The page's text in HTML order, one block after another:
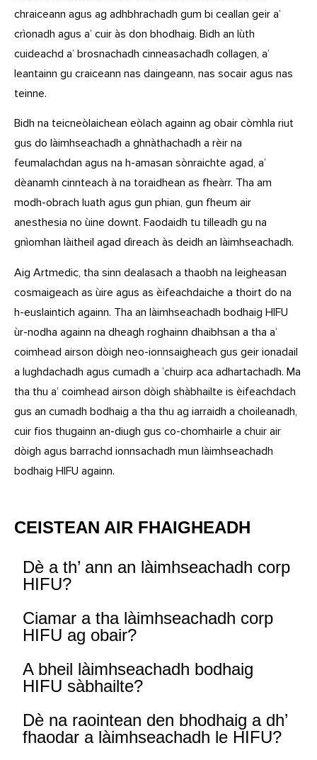
chraiceann agus ag adhbhrachadh gum bi ceallan geir a’
crìonadh agus a’ cuir às don bhodhaig. Bidh an lùth
cuideachd a’ brosnachadh cinneasachadh collagen, a’
leantainn gu craiceann nas daingeann, nas socair agus nas
teinne.
Bidh na teicneòlaichean eòlach againn ag obair còmhla riut
gus do làimhseachadh a ghnàthachadh a rèir na
feumalachdan agus na h-amasan sònraichte agad, a’
dèanamh cinnteach à na toraidhean as fheàrr. Tha am
modh-obrach luath agus gun phian, gun fheum air
anesthesia no ùine downt. Faodaidh tu tilleadh gu na
gnìomhan làitheil agad dìreach às deidh an làimhseachadh.
Aig Artmedic, tha sinn dealasach a thaobh na leigheasan
cosmaigeach as ùire agus as èifeachdaiche a thoirt do na
h-euslaintich againn. Tha an làimhseachadh bodhaig HIFU
ùr-nodha againn na dheagh roghainn dhaibhsan a tha a’
coimhead airson dòigh neo-ionnsaigheach gus geir ionadail
a lughdachadh agus cumadh a ’chuirp aca adhartachadh. Ma
tha thu a’ coimhead airson dòigh shàbhailte is èifeachdach
gus an cumadh bodhaig a tha thu ag iarraidh a choileanadh,
cuir fios thugainn an-diugh gus co-chomhairle a chuir air
dòigh agus barrachd ionnsachadh mun làimhseachadh
bodhaig HIFU againn.
CEISTEAN AIR FHAIGHEADH
Dè a th’ ann an làimhseachadh corp
HIFU?
Ciamar a tha làimhseachadh corp
HIFU ag obair?
A bheil làimhseachadh bodhaig
HIFU sàbhailte?
Dè na raointean den bhodhaig a dh’
fhaodar a làimhseachadh le HIFU?